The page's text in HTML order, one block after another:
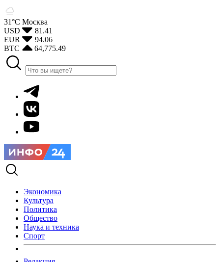
31°С Москва
USD
81.41
EUR
94.06
BTC
64,775.49
Экономика
Культура
Политика
Общество
Наука и техника
Спорт